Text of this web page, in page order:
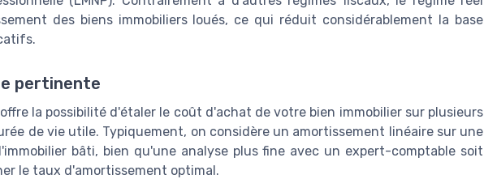
des biens immobiliers loués, ce qui réduit considérablement la base
pertinente
la possibilité d'étaler le coût d'achat de votre bien immobilier sur plusieurs
de vie utile. Typiquement, on considère un amortissement linéaire sur une
bâti, bien qu'une analyse plus fine avec un expert-comptable soit
le taux d'amortissement optimal.